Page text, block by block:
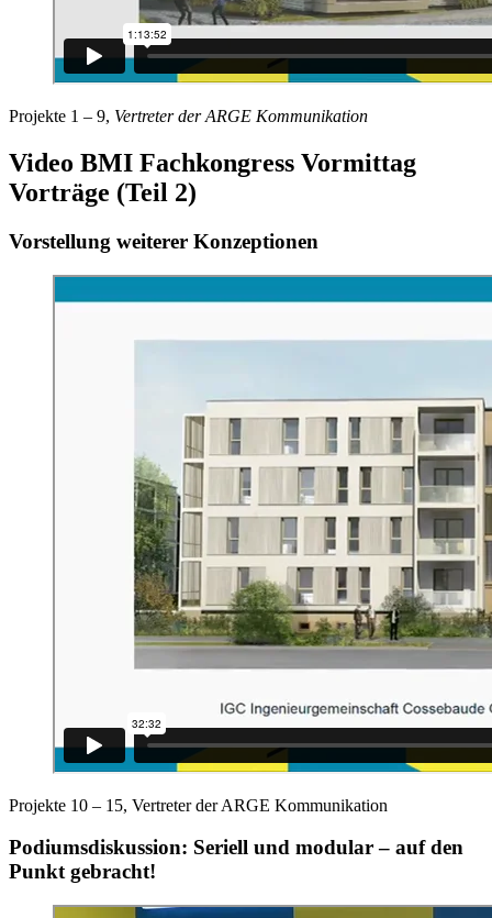
Projekte 1 – 9, Vertreter der ARGE Kommunikation
Video BMI Fachkongress Vormittag
Vorträge (Teil 2)
Vorstellung weiterer Konzeptionen
Projekte 10 – 15, Vertreter der ARGE Kommunikation
Podiumsdiskussion: Seriell und modular – auf den
Punkt gebracht!